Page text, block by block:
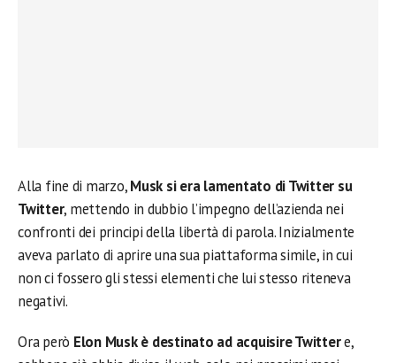
Alla fine di marzo,Musk si era lamentato di Twitter su
Twitter, mettendo in dubbio l’impegno dell’azienda nei
confronti dei principi della libertà di parola. Inizialmente
aveva parlato di aprire una sua piattaforma simile, in cui
non ci fossero gli stessi elementi che lui stesso riteneva
negativi.
Ora però Elon Musk è destinato ad acquisire Twittere,